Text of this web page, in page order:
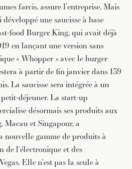
farcis, assure l’entreprise. Mais
une saucisse à base
food Burger King, qui avait déjà
en lançant une version sans
« Whopper » avec le burger
à partir de fin janvier dans 139
La saucisse sera intégrée à un
déjeuner. La start-up
désormais ses produits aux
Macau et Singapour, a
nouvelle gamme de produits à
de l’électronique et des
Elle n’est pas la seule à